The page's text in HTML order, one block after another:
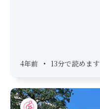
4年前 • 13分で読めます